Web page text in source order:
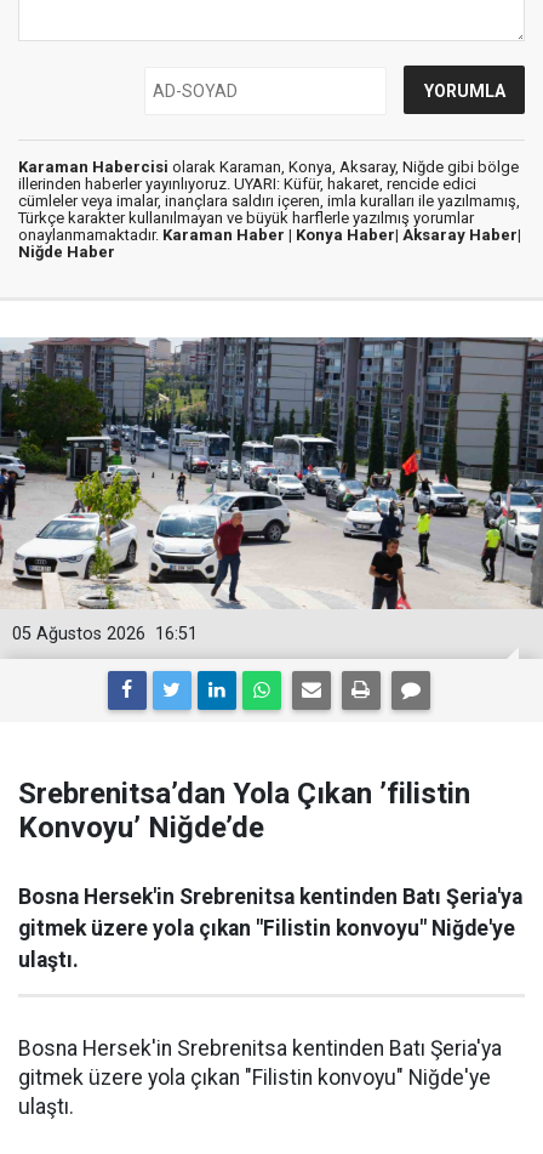
Karaman Habercisi olarak Karaman, Konya, Aksaray, Niğde gibi bölge
illerinden haberler yayınlıyoruz. UYARI: Küfür, hakaret, rencide edici
cümleler veya imalar, inançlara saldırı içeren, imla kuralları ile yazılmamış,
Türkçe karakter kullanılmayan ve büyük harflerle yazılmış yorumlar
onaylanmamaktadır. Karaman Haber | Konya Haber| Aksaray Haber|
Niğde Haber
16:51
05 Ağustos 2026
Srebrenitsa’dan Yola Çıkan ’filistin
Konvoyu’ Niğde’de
Bosna Hersek'in Srebrenitsa kentinden Batı Şeria'ya
gitmek üzere yola çıkan "Filistin konvoyu" Niğde'ye
ulaştı.
Bosna Hersek'in Srebrenitsa kentinden Batı Şeria'ya
gitmek üzere yola çıkan "Filistin konvoyu" Niğde'ye
ulaştı.